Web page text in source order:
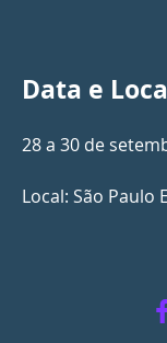
Data e
28 a 30 de
Local: São Paulo